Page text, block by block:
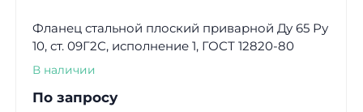
Фланец стальной плоский приварной Ду 65 Ру
10, ст. 09Г2С, исполнение 1, ГОСТ 12820-80
В наличии
По запросу